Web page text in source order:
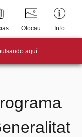
Olocau Info
aquí